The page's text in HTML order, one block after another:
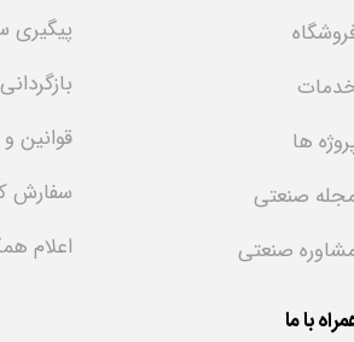
با ما
ها
صنعتی
صنعتی
پیگیری
قوانین
سفارش
اعلام